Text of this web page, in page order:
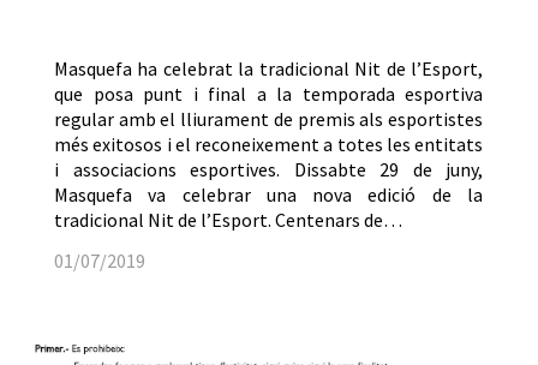
Masquefa ha celebrat la tradicional Nit de l’Esport,
que posa punt i final a la temporada esportiva
regular amb el lliurament de premis als esportistes
més exitosos i el reconeixement a totes les entitats
i associacions esportives. Dissabte 29 de juny,
Masquefa va celebrar una nova edició de la
tradicional Nit de l’Esport. Centenars de…
01/07/2019